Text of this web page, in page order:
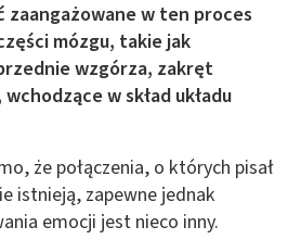
zaangażowane w ten proces
mózgu, takie jak
wzgórza, zakręt
w skład układu
że połączenia, o których pisał
istnieją, zapewne jednak
emocji jest nieco inny.